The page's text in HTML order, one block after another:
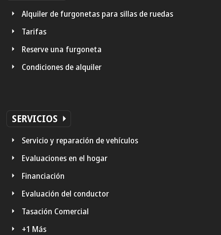
Alquiler de furgonetas para sillas de ruedas
Tarifas
Reserve una furgoneta
Condiciones de alquiler
SERVICIOS
Servicio y reparación de vehículos
Evaluaciones en el hogar
Financiación
Evaluación del conductor
Tasación Comercial
+1 Más